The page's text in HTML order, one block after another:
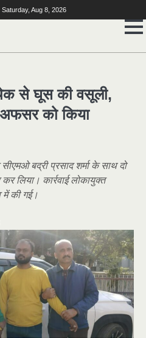
Saturday, Aug 8, 2026
से घूस की वसूली,
को किया
बद्री प्रसाद शर्मा के साथ दो
लिया। कार्रवाई लोकायुक्त
में की गई।